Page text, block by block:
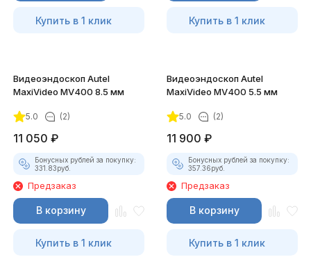
Купить в 1 клик Купить в 1 клик
Видеоэндоскоп Autel
MaxiVideo MV400 8.5 мм
5.0 (2)
11 050 ₽
Бонусных рублей за покупку:
331.83руб.
Предзаказ
В корзину
Купить в 1 клик
Видеоэндоскоп Autel
MaxiVideo MV400 5.5 мм
5.0 (2)
11 900 ₽
Бонусных рублей за покупку:
357.36руб.
Предзаказ
В корзину
Купить в 1 клик